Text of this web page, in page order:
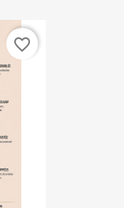
favorite_border